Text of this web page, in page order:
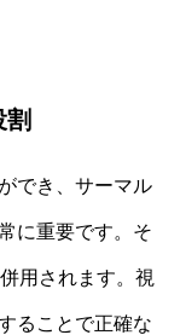
でき、サーマル
に重要です。そ
用されます。視
ることで正確な